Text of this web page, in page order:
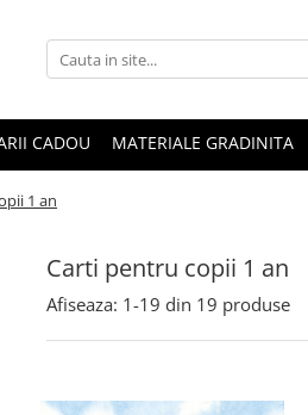
CADOU MATERIALE GRADINITA
1 an
Carti pentru copii 1 an
Afiseaza: 1-19 din 19 produse